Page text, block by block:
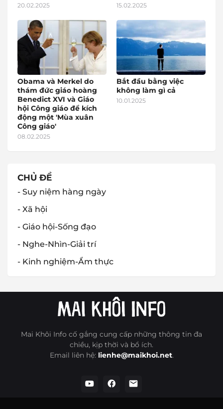
20.02.2025 15.02.2025
Obama và Merkel do
thám đức giáo hoàng
Benedict XVI và Giáo
hội Công giáo để kích
động một 'Mùa xuân
Công giáo'
08.02.2025
Bắt đầu bằng việc
không làm gì cả
10.01.2025
CHỦ ĐỀ
- Suy niệm hàng ngày
- Xã hội
- Giáo hội-Sống đạo
- Nghe-Nhìn-Giải trí
- Kinh nghiệm-Ẩm thực
Mai Khôi Info cố gắng cung cấp những thông tin đa
chiều, kịp thời và bổ ích.
Email liên hệ: lienhe@maikhoi.net.